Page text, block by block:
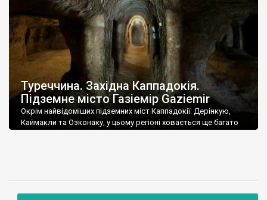
Туреччина. Західна Каппадокія.
Підземне місто Газіемір Gaziemir
Окрім найвідоміших підземних міст Каппадокії: Дерінкую,
Каймакли та Озконаку, у цьому регіоні ховається ще багато
Ихлари. Газіемір […]